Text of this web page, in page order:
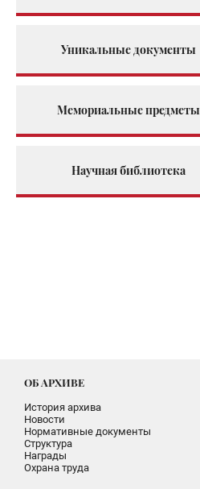
Уникальные документы
Мемориальные предметы
Научная библиотека
ОБ АРХИВЕ
История архива
Новости
Нормативные документы
Структура
Награды
Охрана труда